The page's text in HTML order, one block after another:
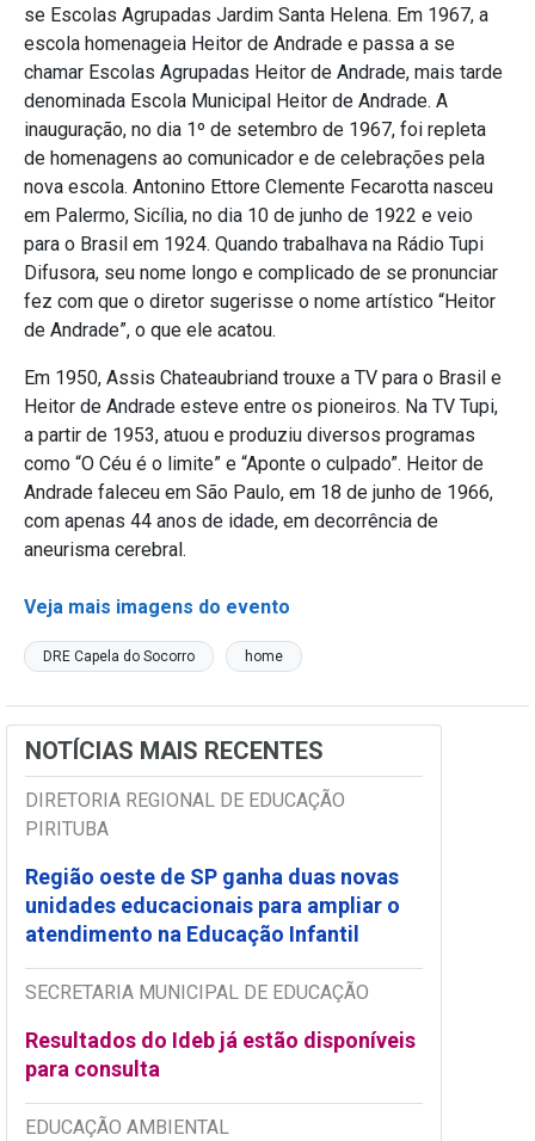
se Escolas Agrupadas Jardim Santa Helena. Em 1967, a
escola homenageia Heitor de Andrade e passa a se
chamar Escolas Agrupadas Heitor de Andrade, mais tarde
denominada Escola Municipal Heitor de Andrade. A
inauguração, no dia 1º de setembro de 1967, foi repleta
de homenagens ao comunicador e de celebrações pela
nova escola. Antonino Ettore Clemente Fecarotta nasceu
em Palermo, Sicília, no dia 10 de junho de 1922 e veio
para o Brasil em 1924. Quando trabalhava na Rádio Tupi
Difusora, seu nome longo e complicado de se pronunciar
fez com que o diretor sugerisse o nome artístico “Heitor
de Andrade”, o que ele acatou.
Em 1950, Assis Chateaubriand trouxe a TV para o Brasil e
Heitor de Andrade esteve entre os pioneiros. Na TV Tupi,
a partir de 1953, atuou e produziu diversos programas
como “O Céu é o limite” e “Aponte o culpado”. Heitor de
Andrade faleceu em São Paulo, em 18 de junho de 1966,
com apenas 44 anos de idade, em decorrência de
aneurisma cerebral.
Veja mais imagens do evento
DRE Capela do Socorro home
NOTÍCIAS MAIS RECENTES
DIRETORIA REGIONAL DE EDUCAÇÃO
PIRITUBA
Região oeste de SP ganha duas novas
unidades educacionais para ampliar o
atendimento na Educação Infantil
SECRETARIA MUNICIPAL DE EDUCAÇÃO
Resultados do Ideb já estão disponíveis
para consulta
EDUCAÇÃO AMBIENTAL